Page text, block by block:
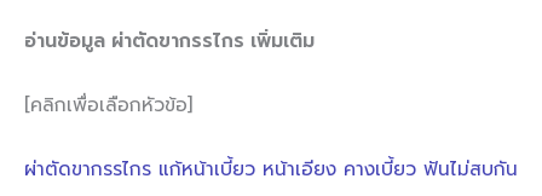
อ่านข้อมูล ผ่าตัดขากรรไกร เพิ่มเติม
[คลิกเพื่อเลือกหัวข้อ]
ผ่าตัดขากรรไกร แก้หน้าเบี้ยว หน้าเอียง คางเบี้ยว ฟันไม่สบกัน